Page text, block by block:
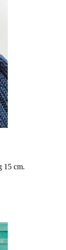
15 cm.